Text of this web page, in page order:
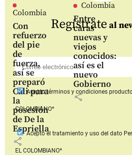
Colombia
Con
refuerzo
del pie
de
fuerza,
así se
preparó
Cali para
la
posesión
de De la
Espriella
share
Colombia
Entre
caras
nuevas y
viejos
conocidos:
así es el
nuevo
Gobierno
share
Regístrate al
Aceptotérminos y condiciones
COLOMBIANO*
Aceptoel tratamiento y uso del dato
EL COLOMBIANO*